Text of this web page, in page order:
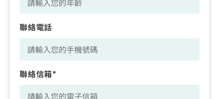
聯絡電話
聯絡信箱*